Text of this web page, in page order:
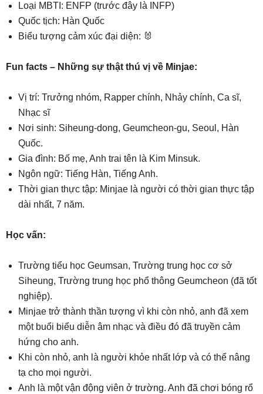
Loại MBTI: ENFP (trước đây là INFP)
Quốc tịch: Hàn Quốc
Biểu tượng cảm xúc đại diện: 🐰
Fun facts – Những sự thật thú vị về Minjae:
Vị trí: Trưởng nhóm, Rapper chính, Nhảy chính, Ca sĩ,
Nhạc sĩ
Nơi sinh: Siheung-dong, Geumcheon-gu, Seoul, Hàn
Quốc.
Gia đình: Bố mẹ, Anh trai tên là Kim Minsuk.
Ngôn ngữ: Tiếng Hàn, Tiếng Anh.
Thời gian thực tập: Minjae là người có thời gian thực tập
dài nhất, 7 năm.
Học vấn:
Trường tiểu học Geumsan, Trường trung học cơ sở
Siheung, Trường trung học phổ thông Geumcheon (đã tốt
nghiệp).
Minjae trở thành thần tượng vì khi còn nhỏ, anh đã xem
một buổi biểu diễn âm nhạc và điều đó đã truyền cảm
hứng cho anh.
Khi còn nhỏ, anh là người khỏe nhất lớp và có thể nâng
tạ cho mọi người.
Anh là một vận động viên ở trường. Anh đã chơi bóng rổ